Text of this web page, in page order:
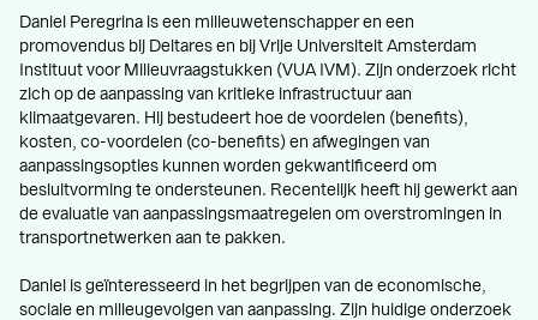
Daniel Peregrina is een milieuwetenschapper en een
promovendus bij Deltares en bij Vrije Universiteit Amsterdam
Instituut voor Milieuvraagstukken (VUA IVM). Zijn onderzoek richt
zich op de aanpassing van kritieke infrastructuur aan
klimaatgevaren. Hij bestudeert hoe de voordelen (benefits),
kosten, co-voordelen (co-benefits) en afwegingen van
aanpassingsopties kunnen worden gekwantificeerd om
besluitvorming te ondersteunen. Recentelijk heeft hij gewerkt aan
de evaluatie van aanpassingsmaatregelen om overstromingen in
transportnetwerken aan te pakken.
Daniel is geïnteresseerd in het begrijpen van de economische,
sociale en milieugevolgen van aanpassing. Zijn huidige onderzoek